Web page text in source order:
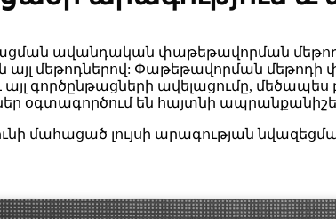
ավանդական փաթեթավորման
մեթոդներով: Փաթեթավորման մեթոդի
ավելացումը, մեծապես
օգտագործում են հայտնի ապրանքանիշերի
մահացած լույսի արագության